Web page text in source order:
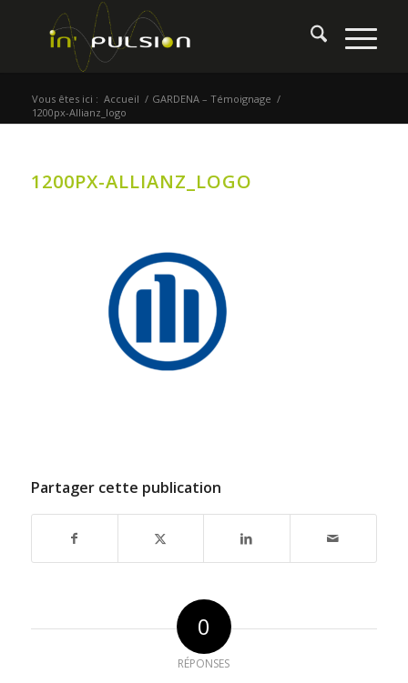
Vous êtes ici : Accueil / GARDENA – Témoignage /
1200px-Allianz_logo
1200PX-ALLIANZ_LOGO
Partager cette publication
0
RÉPONSES